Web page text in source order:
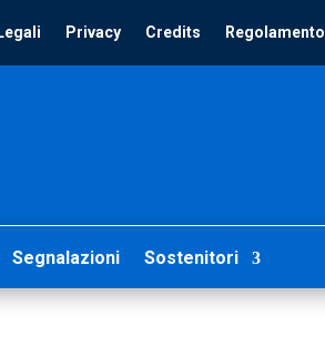
Privacy Credits Regolamento
Segnalazioni Sostenitori